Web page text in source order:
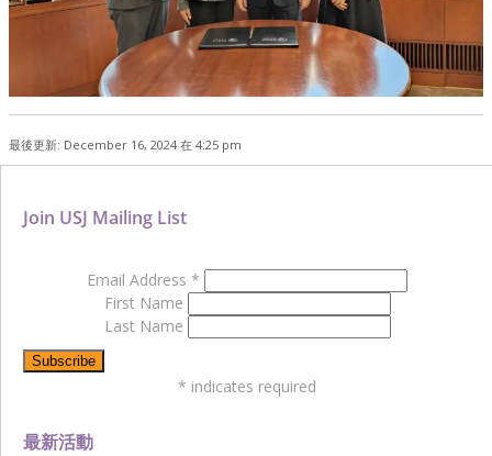
最後更新: December 16, 2024 在 4:25 pm
最新活動
Join USJ Mailing List
Email Address *
First Name
Last Name
* indicates required